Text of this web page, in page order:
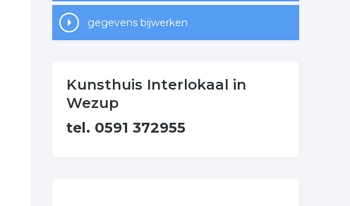
gegevens bijwerken
Kunsthuis Interlokaal in
Wezup
tel. 0591 372955